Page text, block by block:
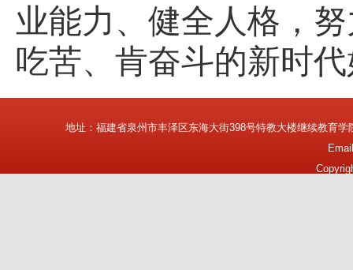
业能力、健全人格，
吃苦、肯奋斗的新时
地址：福建省泉州市丰泽区东海大街398号特教大楼继续教育学